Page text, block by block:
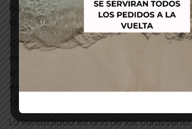
horas, a través de un cable USB tipo C,
la compañera ideal para el viaje y el
Con un peso de tan solo 200 gramos, la
es increíblemente ligera y fácil de
ergonómico y elegante la convierte en
estilo, perfecto para aquellos que
términos de rendimiento y estética.
La versatilidad es una de las